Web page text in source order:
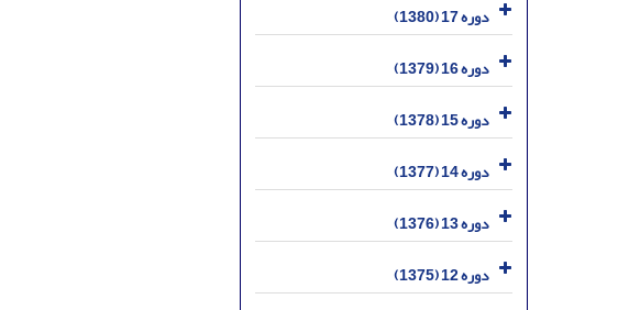
دوره 17 (1380)
دوره 16 (1379)
دوره 15 (1378)
دوره 14 (1377)
دوره 13 (1376)
دوره 12 (1375)